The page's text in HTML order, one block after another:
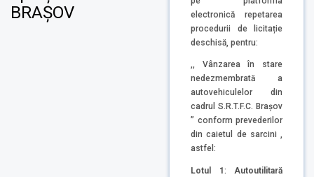
BRAȘOV
electronică repetarea
procedurii de licitație
deschisă, pentru:
,, Vânzarea în stare
nedezmembrată a
autovehiculelor din
cadrul S.R.T.F.C. Brașov
” conform prevederilor
din caietul de sarcini ,
astfel:
Lotul 1 : Autoutilitară